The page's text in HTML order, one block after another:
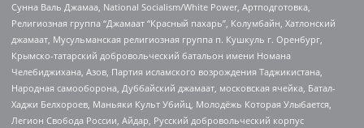
Сунна Валь Джамаа, National Socialism/White Power, Артподготовка,
Религиозная группа “Джамаат “Красный пахарь”, Колумбайн, Хатлонский
джамаат, Мусульманская религиозная группа п. Кушкуль г. Оренбург,
Крымско-татарский добровольческий батальон имени Номана
Челебиджихана, Азов, Партия исламского возрождения Таджикистана,
Народная самооборона, Дуббайский джамаат, московская ячейка, Батал-
Хаджи Белхороев, Маньяки Культ Убийц, Молодёжь Которая Улыбается,
Легион Свобода России, Айдар, Русский добровольческий корпус